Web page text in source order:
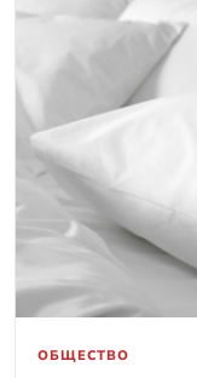
ОБЩЕСТВО